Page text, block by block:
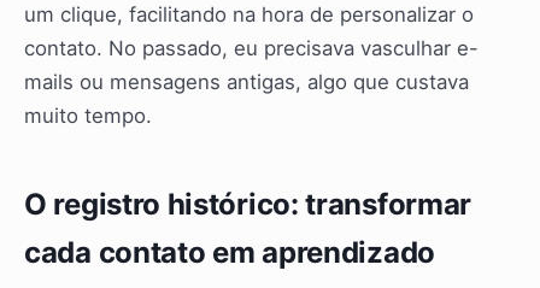
um clique, facilitando na hora de personalizar o
contato. No passado, eu precisava vasculhar e-
mails ou mensagens antigas, algo que custava
muito tempo.
O registro histórico: transformar
cada contato em aprendizado